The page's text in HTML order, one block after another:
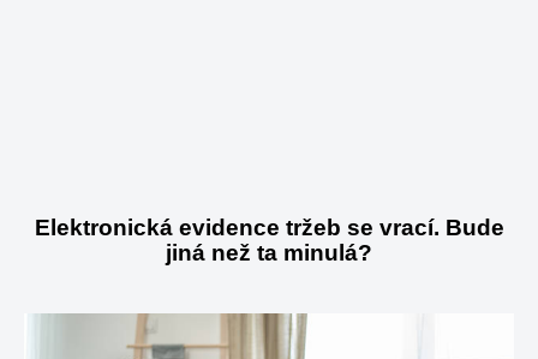
Elektronická evidence tržeb se vrací. Bude
jiná než ta minulá?